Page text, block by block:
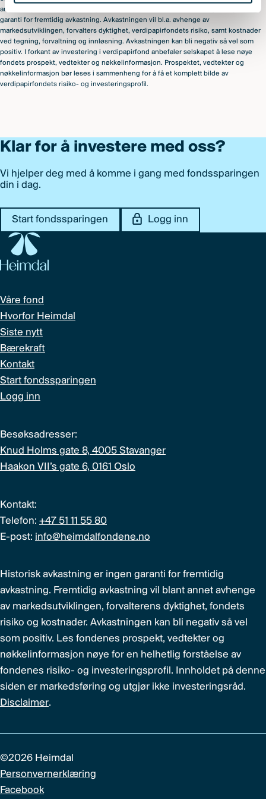
anbefalinger om kjøp eller salg av verdipapirer. Historisk avkastning er ingen
garanti for fremtidig avkastning. Avkastningen vil bl.a. avhenge av
markedsutviklingen, forvalters dyktighet, verdipapirfondets risiko, samt kostnader
ved tegning, forvaltning og innløsning. Avkastningen kan bli negativ så vel som
positiv. I forkant av investering i verdipapirfond anbefaler selskapet å lese nøye
fondets prospekt, vedtekter og nøkkelinformasjon. Prospektet, vedtekter og
nøkkelinformasjon bør leses i sammenheng for å få et komplett bilde av
verdipapirfondets risiko- og investeringsprofil.
Klar for å investere med oss?
Vi hjelper deg med å komme i gang med fondssparingen
din i dag.
Start fondssparingen Logg inn
Våre fond
Hvorfor Heimdal
Siste nytt
Bærekraft
Kontakt
Start fondssparingen
Logg inn
Besøksadresser:
Knud Holms gate 8, 4005 Stavanger
Haakon VII’s gate 6, 0161 Oslo
Kontakt:
Telefon: +47 51 11 55 80
E-post: info@heimdalfondene.no
Historisk avkastning er ingen garanti for fremtidig
avkastning. Fremtidig avkastning vil blant annet avhenge
av markedsutviklingen, forvalterens dyktighet, fondets
risiko og kostnader. Avkastningen kan bli negativ så vel
som positiv. Les fondenes prospekt, vedtekter og
nøkkelinformasjon nøye for en helhetlig forståelse av
fondenes risiko- og investeringsprofil. Innholdet på denne
siden er markedsføring og utgjør ikke investeringsråd.
Disclaimer.
©2026 Heimdal
Personvernerklæring
Facebook